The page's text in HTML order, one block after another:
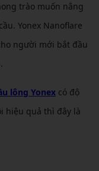
trào muốn nâng
Yonex Nanoflare
người mới bắt đầu
lông Yonex có độ
hiệu quả thì đây là